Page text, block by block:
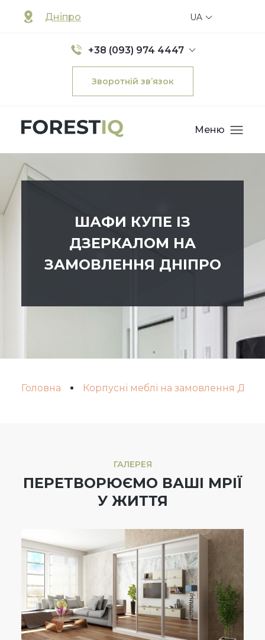
Дніпро
+38 (093) 974 4447
Зворотній зв’язок
UA
Меню
ШАФИ КУПЕ ІЗ
ДЗЕРКАЛОМ НА
ЗАМОВЛЕННЯ ДНІПРО
Головна Корпусні меблі на замовлення
ГАЛЕРЕЯ
ПЕРЕТВОРЮЄМО ВАШІ МРІЇ
У ЖИТТЯ